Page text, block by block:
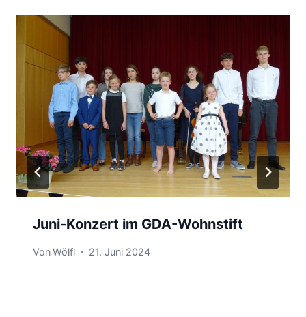
Juni-Konzert im GDA-Wohnstift
VonWölfl 21. Juni 2024